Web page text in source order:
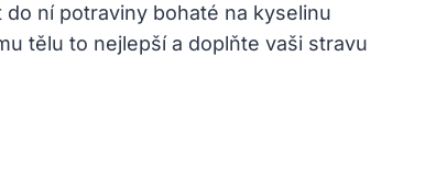
ní potraviny bohaté na kyselinu
tělu to nejlepší a doplňte vaši stravu